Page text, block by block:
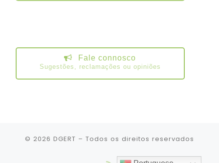
Fale connosco
Sugestões, reclamações ou opiniões
© 2026 DGERT – Todos os direitos reservados